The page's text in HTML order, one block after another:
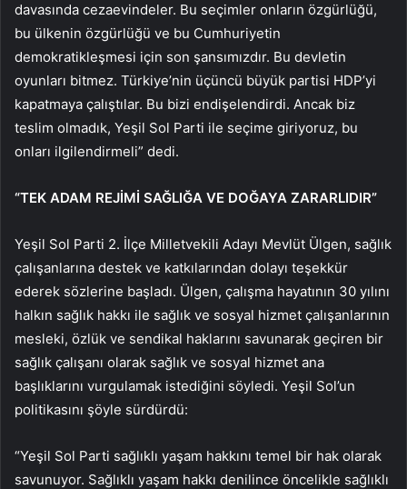
davasında cezaevindeler. Bu seçimler onların özgürlüğü,
bu ülkenin özgürlüğü ve bu Cumhuriyetin
demokratikleşmesi için son şansımızdır. Bu devletin
oyunları bitmez. Türkiye’nin üçüncü büyük partisi HDP’yi
kapatmaya çalıştılar. Bu bizi endişelendirdi. Ancak biz
teslim olmadık, Yeşil Sol Parti ile seçime giriyoruz, bu
onları ilgilendirmeli” dedi.
“TEK ADAM REJİMİ SAĞLIĞA VE DOĞAYA ZARARLIDIR”
Yeşil Sol Parti 2. İlçe Milletvekili Adayı Mevlüt Ülgen, sağlık
çalışanlarına destek ve katkılarından dolayı teşekkür
ederek sözlerine başladı. Ülgen, çalışma hayatının 30 yılını
halkın sağlık hakkı ile sağlık ve sosyal hizmet çalışanlarının
mesleki, özlük ve sendikal haklarını savunarak geçiren bir
sağlık çalışanı olarak sağlık ve sosyal hizmet ana
başlıklarını vurgulamak istediğini söyledi. Yeşil Sol’un
politikasını şöyle sürdürdü:
“Yeşil Sol Parti sağlıklı yaşam hakkını temel bir hak olarak
savunuyor. Sağlıklı yaşam hakkı denilince öncelikle sağlıklı